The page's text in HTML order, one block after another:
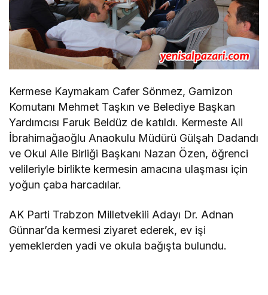
Kermese Kaymakam Cafer Sönmez, Garnizon
Komutanı Mehmet Taşkın ve Belediye Başkan
Yardımcısı Faruk Beldüz de katıldı. Kermeste Ali
İbrahimağaoğlu Anaokulu Müdürü Gülşah Dadandı
ve Okul Aile Birliği Başkanı Nazan Özen, öğrenci
velileriyle birlikte kermesin amacına ulaşması için
yoğun çaba harcadılar.
AK Parti Trabzon Milletvekili Adayı Dr. Adnan
Günnar’da kermesi ziyaret ederek, ev işi
yemeklerden yadi ve okula bağışta bulundu.